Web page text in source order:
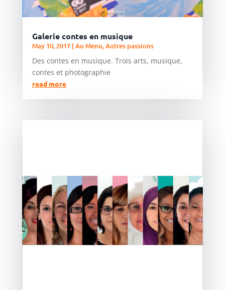
Galerie contes en musique
May 10, 2017| Au Menu,Autres passions
Des contes en musique. Trois arts, musique,
contes et photographie
read more